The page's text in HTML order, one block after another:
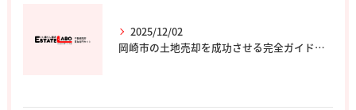
2025/12/02
岡崎市の土地売却を成功させる完全ガイド｜エステート・ラボ